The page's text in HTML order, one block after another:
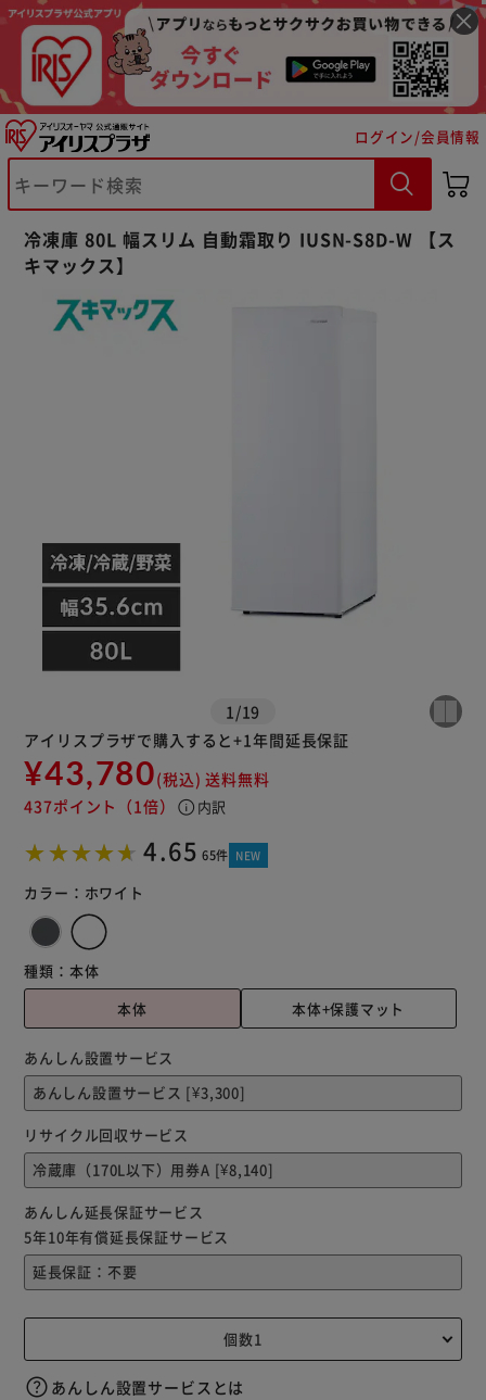
ログイン/会員情報
冷凍庫 80L 幅スリム 自動霜取り IUSN-S8D-W 【ス
キマックス】
1 /19
アイリスプラザで購入すると+1年間延長保証
¥43,780(税込) 送料無料
437ポイント （1倍） info 内訳
4.65 65件 NEW
カラー： ホワイト
種類： 本体
本体
本体+保護マット
あんしん設置サービス
リサイクル回収サービス
あんしん延長保証サービス
5年10年有償延長保証サービス
あんしん設置サービスとは
※ご確認ください
カートに入れる